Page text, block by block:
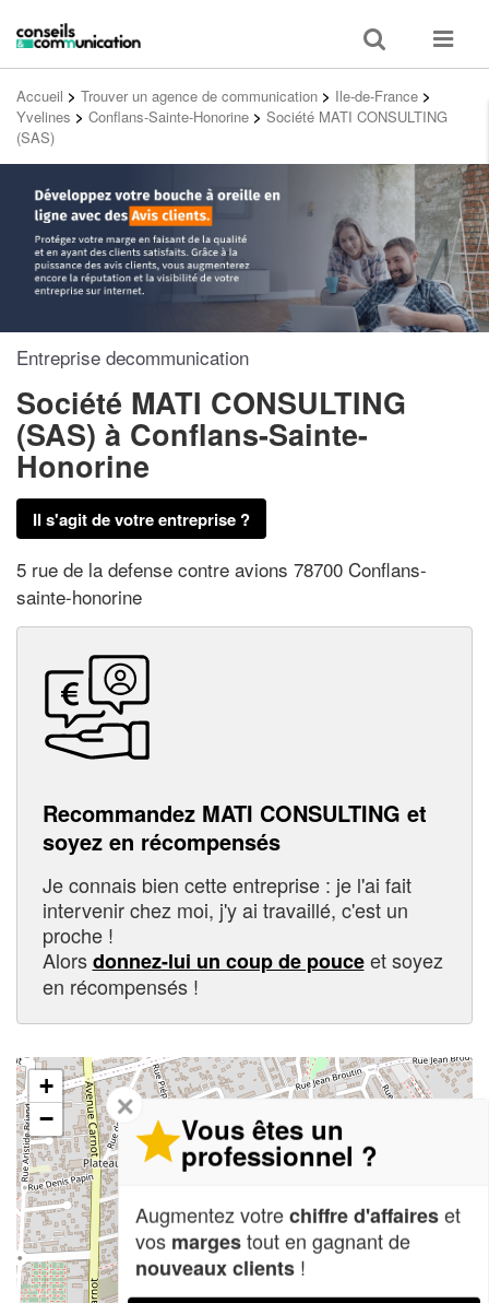
Toggle
search
Toggle
Accueil > Trouver un agence de communication > Ile-de-France >
Yvelines > Conflans-Sainte-Honorine > Société MATI CONSULTING
(SAS)
Entreprise decommunication
Société MATI CONSULTING
(SAS) à Conflans-Sainte-
Honorine
Il s'agit de votre entreprise ?
5 rue de la defense contre avions 78700 Conflans-
sainte-honorine
Recommandez MATI CONSULTING et
soyez en récompensés
Je connais bien cette entreprise : je l'ai fait
intervenir chez moi, j'y ai travaillé, c'est un
proche !
Alorsdonnez-lui un coup de pouceet soyez
en récompensés !
+
−
✕
Vous êtes un
professionnel ?
Augmentez votrechiffre d'affaireset
vos margestout en gagnant de
nouveaux clients !